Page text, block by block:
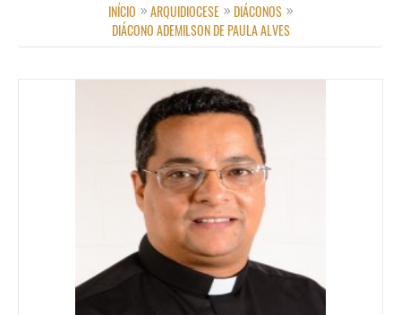
INÍCIO ARQUIDIOCESE
DIÁCONOS
DIÁCONO ADEMILSON DE PAULA ALVES